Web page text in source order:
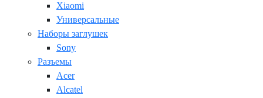
Xiaomi
Универсальные
Наборы заглушек
Sony
Разъемы
Acer
Alcatel